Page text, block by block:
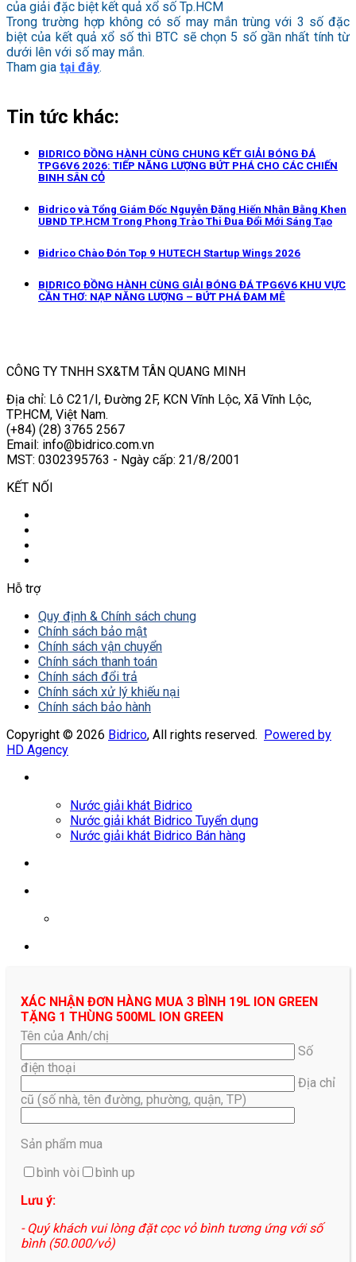
của giải đặc biệt kết quả xổ số Tp.HCM
Trong trường hợp không có số may mắn trùng với 3 số đặc
biệt của kết quả xổ số thì BTC sẽ chọn 5 số gần nhất tính từ
dưới lên với số may mắn.
Tham gia tại đây.
Tin tức khác:
BIDRICO ĐỒNG HÀNH CÙNG CHUNG KẾT GIẢI BÓNG ĐÁ
TPG6V6 2026: TIẾP NĂNG LƯỢNG BỨT PHÁ CHO CÁC CHIẾN
BINH SÂN CỎ
Bidrico và Tổng Giám Đốc Nguyễn Đặng Hiến Nhận Bằng Khen
UBND TP.HCM Trong Phong Trào Thi Đua Đổi Mới Sáng Tạo
Bidrico Chào Đón Top 9 HUTECH Startup Wings 2026
BIDRICO ĐỒNG HÀNH CÙNG GIẢI BÓNG ĐÁ TPG6V6 KHU VỰC
CẦN THƠ: NẠP NĂNG LƯỢNG – BỨT PHÁ ĐAM MÊ
CÔNG TY TNHH SX&TM TÂN QUANG MINH
Địa chỉ: Lô C21/I, Đường 2F, KCN Vĩnh Lộc, Xã Vĩnh Lộc,
TP.HCM, Việt Nam.
(+84) (28) 3765 2567
Email: info@bidrico.com.vn
MST: 0302395763 - Ngày cấp: 21/8/2001
KẾT NỐI
Hỗ trợ
Quy định & Chính sách chung
Chính sách bảo mật
Chính sách vận chuyển
Chính sách thanh toán
Chính sách đổi trả
Chính sách xử lý khiếu nại
Chính sách bảo hành
Copyright © 2026 Bidrico, All rights reserved. Powered by
HD Agency
Nước giải khát Bidrico
Nước giải khát Bidrico Tuyển dụng
Nước giải khát Bidrico Bán hàng
XÁC NHẬN ĐƠN HÀNG MUA 3 BÌNH 19L ION GREEN
TẶNG 1 THÙNG 500ML ION GREEN
Tên của Anh/chị
Số
điện thoại
Địa chỉ
cũ (số nhà, tên đường, phường, quận, TP)
Sản phẩm mua
bình vòi
bình up
Lưu ý:
- Quý khách vui lòng đặt cọc vỏ bình tương ứng với số
bình (50.000/vỏ)